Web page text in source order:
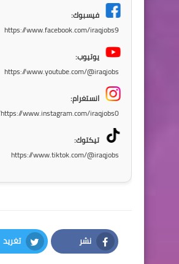
فيسبوك:
https://www.facebook.com/iraqjobs9
يوتيوب:
https://www.youtube.com/@iraqjobs
انستغرام:
https://www.instagram.com/iraqjobs0/
تيكتوك:
https://www.tiktok.com/@iraqjobs
نشر
Facebook
تغريد
Twitter